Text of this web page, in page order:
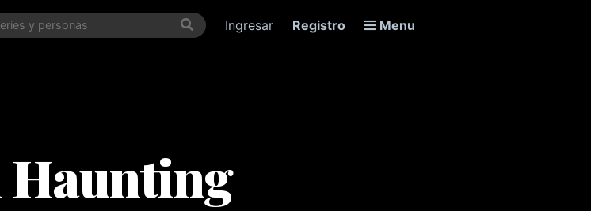
Ingresar Registro Menu
Haunting